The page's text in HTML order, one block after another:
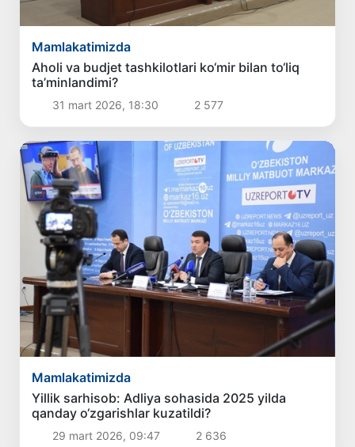
Mamlakatimizda
Aholi va budjet tashkilotlari ko‘mir bilan to‘liq
ta’minlandimi?
31 mart 2026, 18:30 2 577
Mamlakatimizda
Yillik sarhisob: Adliya sohasida 2025 yilda
qanday o‘zgarishlar kuzatildi?
29 mart 2026, 09:47 2 636